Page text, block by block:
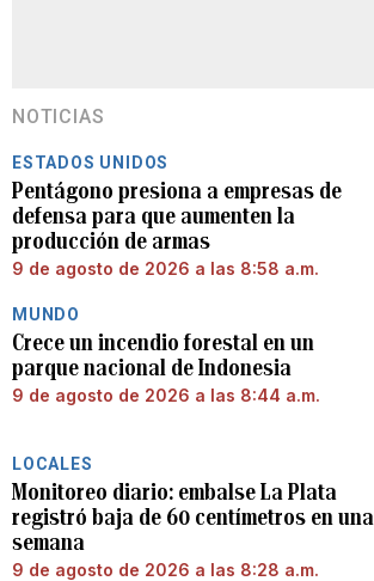
NOTICIAS
ESTADOS UNIDOS
Pentágono presiona a empresas de
defensa para que aumenten la
producción de armas
9 de agosto de 2026 a las 8:58 a.m.
MUNDO
Crece un incendio forestal en un
parque nacional de Indonesia
9 de agosto de 2026 a las 8:44 a.m.
LOCALES
Monitoreo diario: embalse La Plata
registró baja de 60 centímetros en una
semana
9 de agosto de 2026 a las 8:28 a.m.